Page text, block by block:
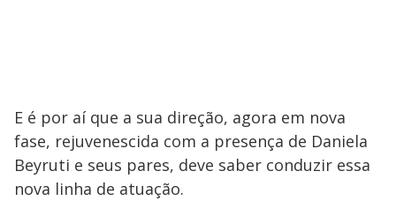
E é por aí que a sua direção, agora em nova
fase, rejuvenescida com a presença de Daniela
Beyruti e seus pares, deve saber conduzir essa
nova linha de atuação.